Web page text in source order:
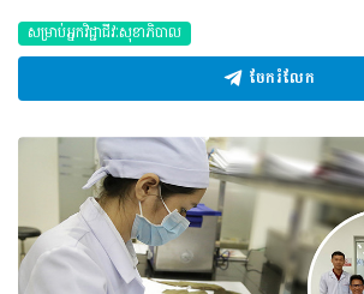
សម្រាប់អ្នកវិជ្ជាជីវៈសុខាភិបាល
ចែករំលែក